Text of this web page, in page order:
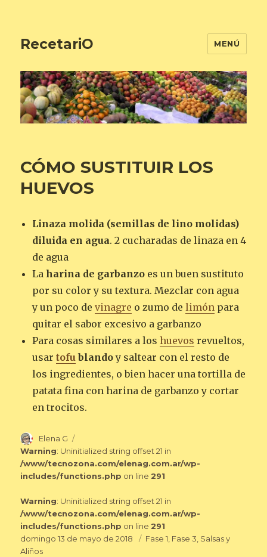
RecetariO MENÚ
CÓMO SUSTITUIR LOS
HUEVOS
Linaza molida (semillas de lino molidas)
diluida en agua. 2 cucharadas de linaza en 4
de agua
Laharina de garbanzo es un buen sustituto
por su color y su textura. Mezclar con agua
y un poco devinagre o zumo delimón para
quitar el sabor excesivo a garbanzo
Para cosas similares a loshuevos revueltos,
usartofu blandoy saltear con el resto de
los ingredientes, o bien hacer una tortilla de
patata fina con harina de garbanzo y cortar
en trocitos.
Autor
Elena G
Warning: Uninitialized string offset 21 in
/www/tecnozona.com/elenag.com.ar/wp-
includes/functions.php on line 291
Warning: Uninitialized string offset 21 in
/www/tecnozona.com/elenag.com.ar/wp-
includes/functions.php on line 291
Publicado
el
domingo 13 de mayo de 2018 Categorías
Fase 1, Fase 3, Salsas y
Aliños